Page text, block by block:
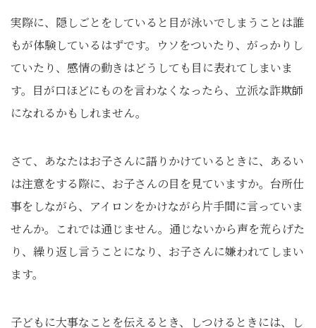
実際に、隠しごとをしていると目が泳いでしまうことは誰
もが体験しているはずです。ウソをついたり、がっかりし
ていたり、感情の動きはどうしても目に表れてしまいま
す。目が口ほどにものを言わなくなったら、立派な詐欺師
になれるかもしれません。
さて、あなたはお子さんに語りかけているときに、あるい
は注意をする際に、お子さんの目を見ていますか。台所仕
事をしながら、アイロンをかけながら片手間に言っていま
せんか。これでは通じません。通じないから声を荒らげた
り、繰り返し言うことになり、お子さんに嫌われてしまい
ます。
子どもに大事なことを伝えるとき、しつけるときには、し